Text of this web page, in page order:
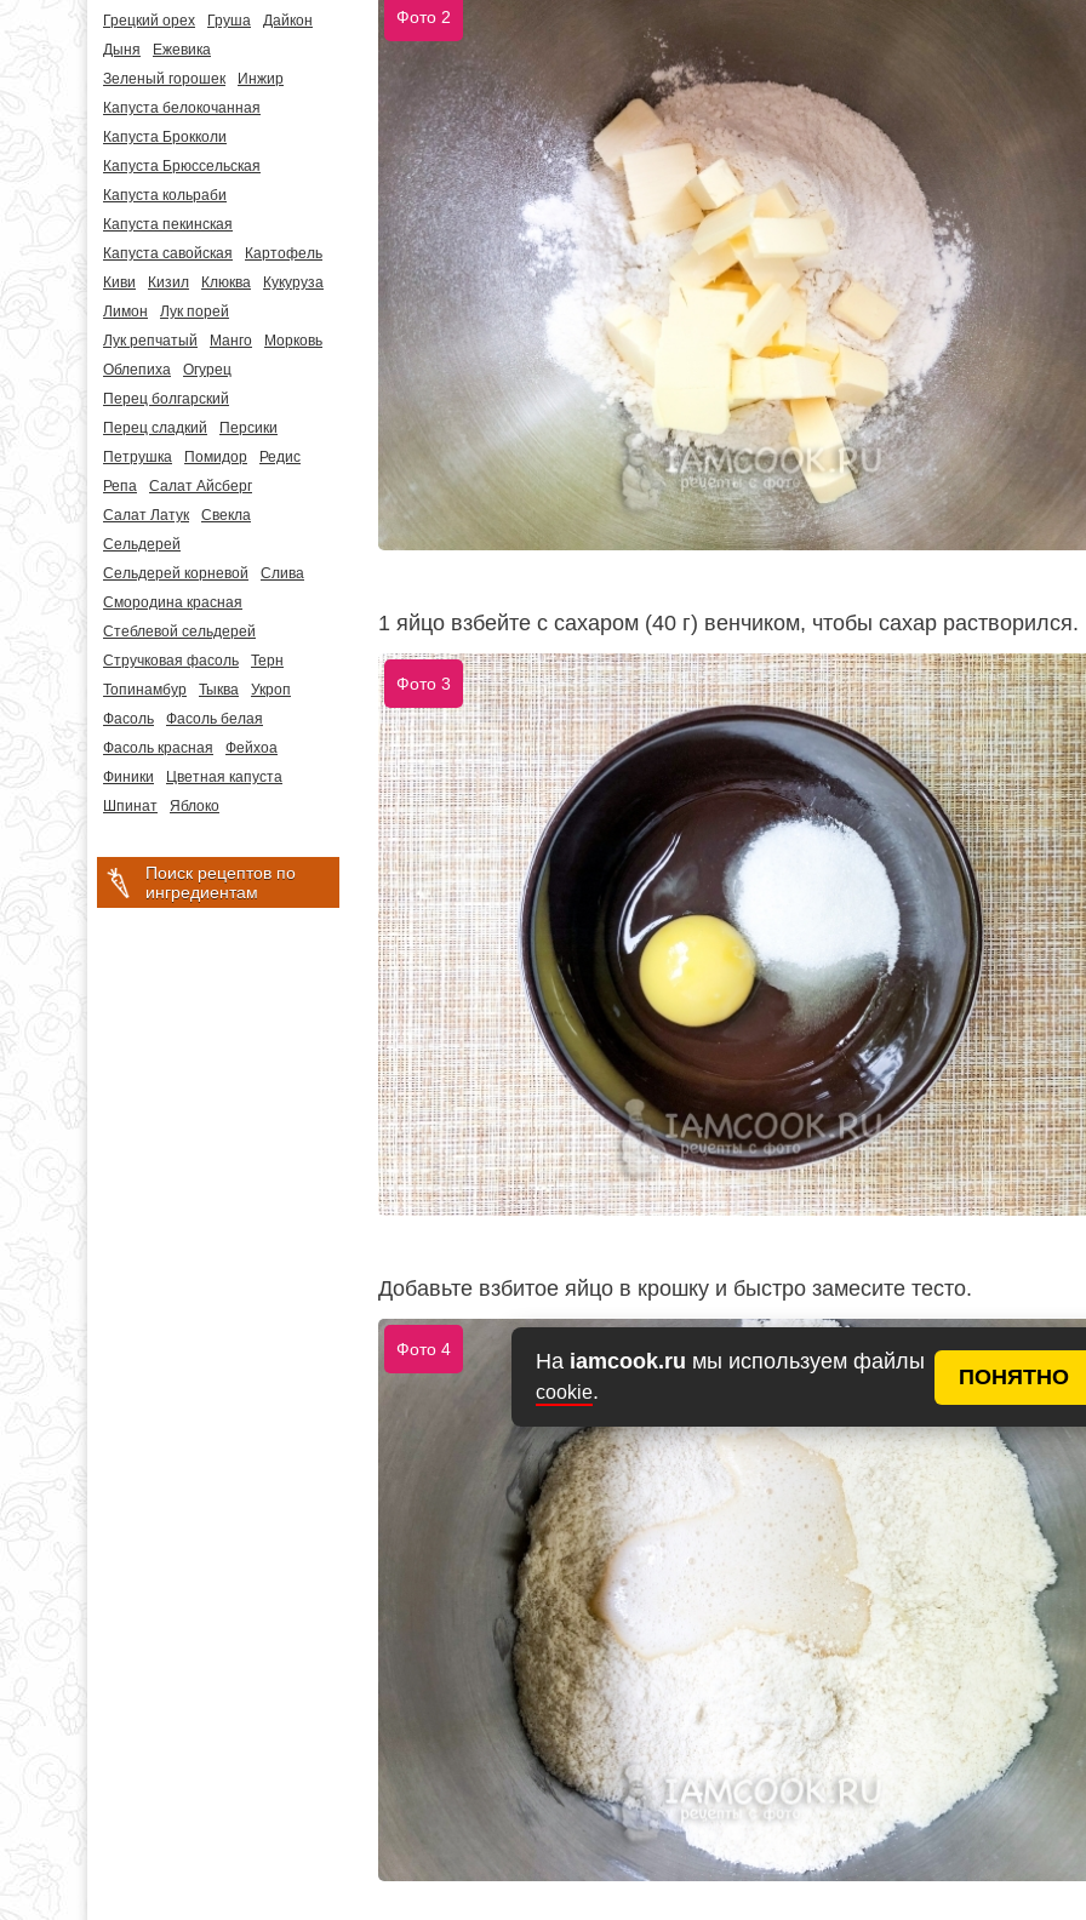
На iamcook.ru мы используем файлы
cookie.
ПОНЯТНО
Грецкий орех
Груша
Дайкон
Дыня
Ежевика
Зеленый горошек
Инжир
Капуста белокочанная
Капуста Брокколи
Капуста Брюссельская
Капуста кольраби
Капуста пекинская
Капуста савойская
Картофель
Киви
Кизил Клюква
Кукуруза
Лимон
Лук порей
Лук репчатый
Манго
Морковь
Облепиха
Огурец
Перец болгарский
Перец сладкий
Персики
Петрушка
Помидор
Редис
Репа
Салат Айсберг
Салат Латук
Свекла
Сельдерей
Сельдерей корневой
Слива
Смородина красная
Стеблевой сельдерей
Стручковая фасоль
Терн
Топинамбур
Тыква
Укроп
Фасоль
Фасоль белая
Фасоль красная
Фейхоа
Финики
Цветная капуста
Шпинат
Яблоко
Поиск рецептов по
ингредиентам
Фото 2
1 яйцо взбейте с сахаром (40 г) венчиком, чтобы сахар растворился.
Фото 3
Добавьте взбитое яйцо в крошку и быстро замесите тесто.
Фото 4